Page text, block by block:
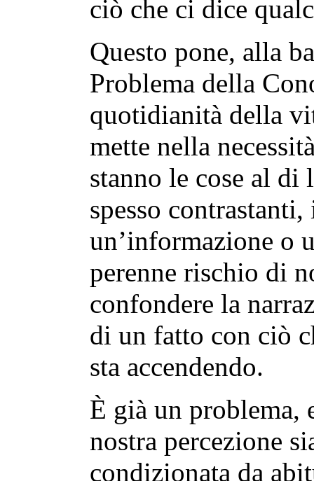
ciò che ci dice
Questo pone, alla
Problema della
quotidianità della
mette nella
stanno le cose al
spesso
un’informazione o
perenne rischio di
confondere la
di un fatto con ciò
sta accendendo.
È già un problema,
nostra percezione
condizionata da